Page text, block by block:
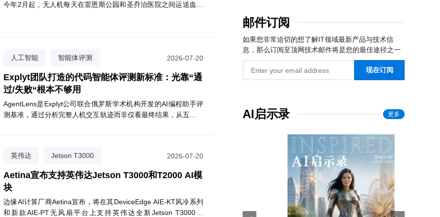
今年2月起，无人机每天在雷恩斯公园和圣乔治医院之间运送血液
展至圣赫利尔、克罗伊登等多家医院，最终惠及约180万名患者。
人工智能
智能体评测
代码质量评估
2026-07-20
Explyt团队打造的代码智能体评测新标准：光靠“通
过/失败“根本不够用
AgentLens是Explyt公司联合俄罗斯学术机构开发的AI编程助手评
测基准，通过分析完整人机交互轨迹而非仅看最终结果，从五个维
英伟达 Jetson T3000
Aetina
2026-07-20
Aetina宣布支持英伟达Jetson T3000和T2000 AI模
块
边缘AI计算厂商Aetina宣布，将在其DeviceEdge AIE-KT风冷系列
和新款AIE-PT无风扇平台上支持英伟达全新Jetson T3000和
邮件订阅
如果您非常迫切的想了解IT领域最新产品与技术信
息，那么订阅至顶网技术邮件将是您的最佳途径之一
现在订阅
AI启示录 更多